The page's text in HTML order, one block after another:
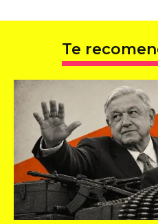
Te